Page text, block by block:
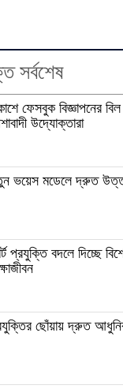
সর্বশেষ
ফেসবুক বিজ্ঞাপনের
উদ্যোক্তারা
ভয়েস মডেলে দ্রুত উত্তর
প্রযুক্তি বদলে দিচ্ছে
ছোঁয়ায় দ্রুত আধুনিক